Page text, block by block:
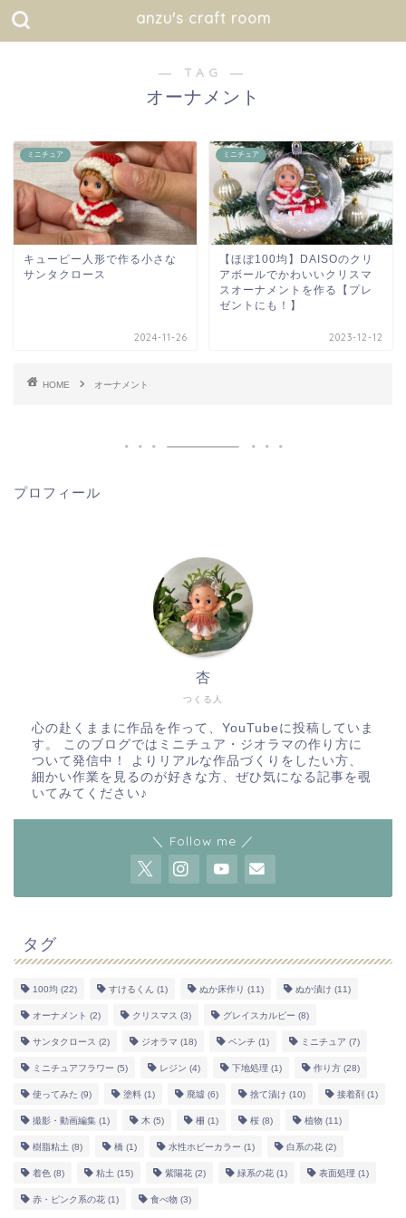
anzu's craft room
― TAG ―
オーナメント
ミニチュア
キューピー人形で作る小さな
サンタクロース
2024-11-26
ミニチュア
【ほぼ100均】DAISOのクリ
アボールでかわいいクリスマ
スオーナメントを作る【プレ
ゼントにも！】
2023-12-12
HOME オーナメント
プロフィール
つくる人
杏
心の赴くままに作品を作って、YouTubeに投稿していま
す。 このブログではミニチュア・ジオラマの作り方に
ついて発信中！ よりリアルな作品づくりをしたい方、
細かい作業を見るのが好きな方、ぜひ気になる記事を覗
いてみてください♪
＼ Follow me ／
タグ
100均 (22) すけるくん (1) ぬか床作り (11) ぬか漬け (11)
オーナメント (2) クリスマス (3) グレイスカルピー (8)
サンタクロース (2) ジオラマ (18) ベンチ (1) ミニチュア (7)
ミニチュアフラワー (5) レジン (4) 下地処理 (1) 作り方 (28)
使ってみた (9) 塗料 (1) 廃墟 (6) 捨て漬け (10) 接着剤 (1)
撮影・動画編集 (1) 木 (5) 柵 (1) 桜 (8) 植物 (11)
樹脂粘土 (8) 橋 (1) 水性ホビーカラー (1) 白系の花 (2)
着色 (8) 粘土 (15) 紫陽花 (2) 緑系の花 (1) 表面処理 (1)
赤・ピンク系の花 (1) 食べ物 (3)